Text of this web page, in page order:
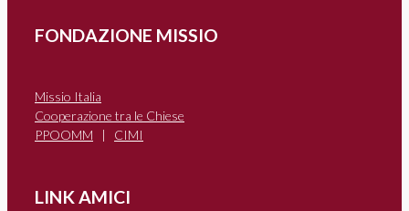
FONDAZIONE MISSIO
Missio Italia
Cooperazione tra le Chiese
PPOOMM | CIMI
LINK AMICI